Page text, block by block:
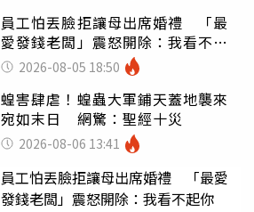
員工怕丟臉拒讓母出席婚禮 「最
愛發錢老闆」震怒開除：我看不起
你 2026-08-05 18:50
蝗害肆虐！蝗蟲大軍鋪天蓋地襲來
宛如末日 網驚：聖經十災
2026-08-06 13:41
員工怕丟臉拒讓母出席婚禮 「最愛
發錢老闆」震怒開除：我看不起你